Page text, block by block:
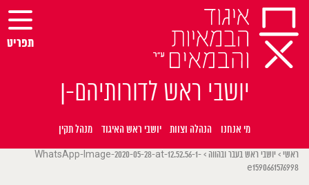
Skip
content
יושבי ראש לדורותיהם-ן
מי אנחנו הנהלה וצוות יושבי ראש האיגוד מנהל תקין
תפריט
ראשי > יושבי ראש בעבר ובהווה >
WhatsApp-Image-2020-05-28-at-12.52.56-1-
e1590661576998